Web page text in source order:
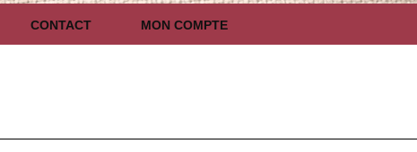
CONTACT MON COMPTE